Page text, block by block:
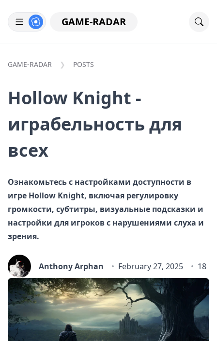
GAME-RADAR
GAME-RADAR POSTS
Hollow Knight -
играбельность для
всех
Ознакомьтесь с настройками доступности в
игре Hollow Knight, включая регулировку
громкости, субтитры, визуальные подсказки и
настройки для игроков с нарушениями слуха и
зрения.
Anthony Arphan February 27, 2025 18